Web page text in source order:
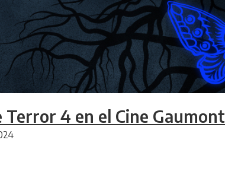
Terror 4 en el Cine Gaumont